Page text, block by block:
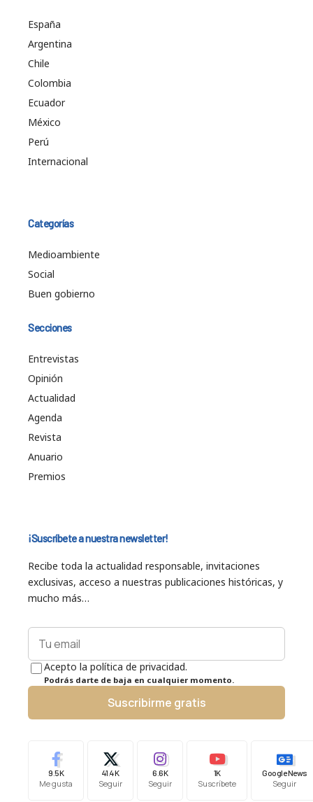
España
Argentina
Chile
Colombia
Ecuador
México
Perú
Internacional
Categorías
Medioambiente
Social
Buen gobierno
Secciones
Entrevistas
Opinión
Actualidad
Agenda
Revista
Anuario
Premios
¡Suscríbete a nuestra newsletter!
Recibe toda la actualidad responsable, invitaciones
exclusivas, acceso a nuestras publicaciones históricas, y
mucho más…
Acepto la política de privacidad.
Podrás darte de baja en cualquier momento.
Suscribirme gratis
9.5K
Me gusta
41.4K
Seguir
6.6K
Seguir
1K
Suscríbete
Google News
Seguir